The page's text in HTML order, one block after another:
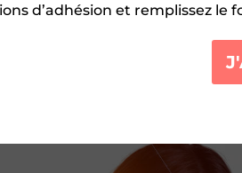
d’adhésion et remplissez